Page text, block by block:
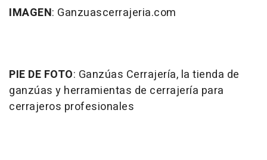
IMAGEN: Ganzuascerrajeria.com
PIE DE FOTO: Ganzúas Cerrajería, la tienda de
ganzúas y herramientas de cerrajería para
cerrajeros profesionales